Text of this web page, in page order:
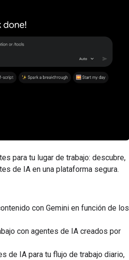
para tu lugar de trabajo: descubre,
de IA en una plataforma segura.
con Gemini en función de los
con agentes de IA creados por
de IA para tu flujo de trabajo diario,